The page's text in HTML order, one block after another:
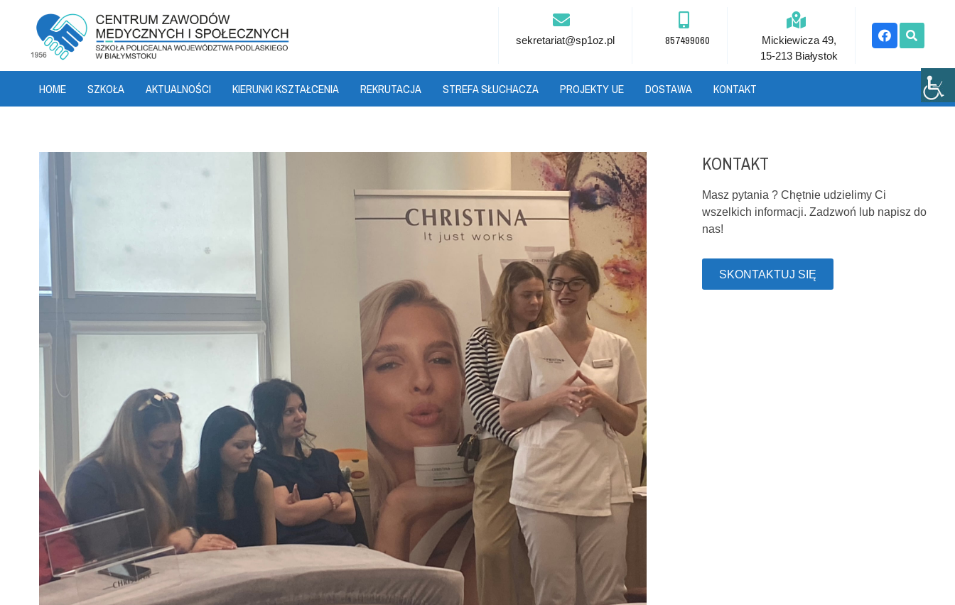
sekretariat@sp1oz.pl 857499060
Mickiewicza 49,
15-213 Białystok
HOME SZKOŁA AKTUALNOŚCI KIERUNKI KSZTAŁCENIA REKRUTACJA STREFA SŁUCHACZA PROJEKTY UE DOSTAWA KONTAKT
KONTAKT
Masz pytania ? Chętnie udzielimy Ci
wszelkich informacji. Zadzwoń lub napisz do
nas!
SKONTAKTUJ SIĘ